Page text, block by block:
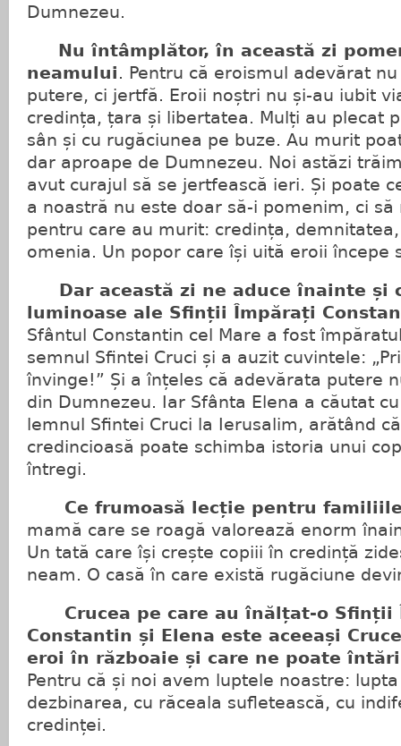
Dumnezeu.
Nu întâmplător, în această zi
neamului. Pentru că eroismul adevărat
putere, ci jertfă. Eroii noștri nu și-au iubit
credința, țara și libertatea. Mulți au plecat
sân și cu rugăciunea pe buze. Au murit
dar aproape de Dumnezeu. Noi astăzi
avut curajul să se jertfească ieri. Și poate
a noastră nu este doar să-i pomenim, ci
pentru care au murit: credința,
omenia. Un popor care își uită eroii începe
Dar această zi ne aduce înainte și
luminoase ale Sfinții Împărați
Sfântul Constantin cel Mare a fost
semnul Sfintei Cruci și a auzit cuvintele:
învinge!” Și a înțeles că adevărata putere
din Dumnezeu. Iar Sfânta Elena a căutat
lemnul Sfintei Cruci la Ierusalim, arătând
credincioasă poate schimba istoria unui
întregi.
Ce frumoasă lecție pentru
mamă care se roagă valorează enorm
Un tată care își crește copiii în credință
neam. O casă în care există rugăciune
Crucea pe care au înălțat-o Sfinții
Constantin și Elena este aceeași
eroi în războaie și care ne poate
Pentru că și noi avem luptele noastre:
dezbinarea, cu răceala sufletească, cu
credinței.